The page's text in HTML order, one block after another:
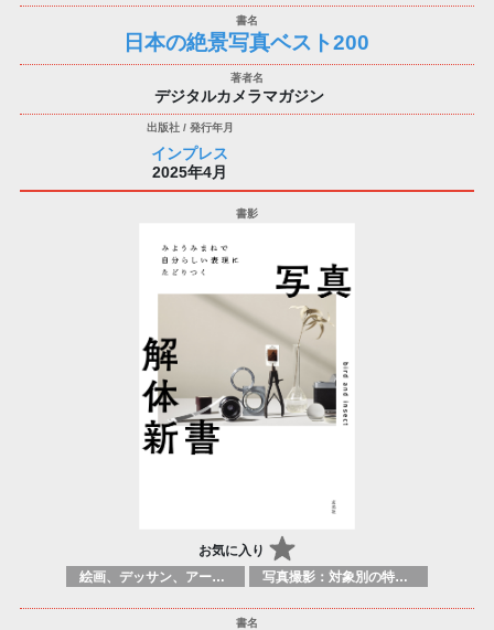
日本の絶景写真ベスト200
デジタルカメラマガジン
インプレス
2025年4月
お気に入り
絵画、デッサン、アートマニュアル 写真撮影：対象別の特定のテクニック、原理